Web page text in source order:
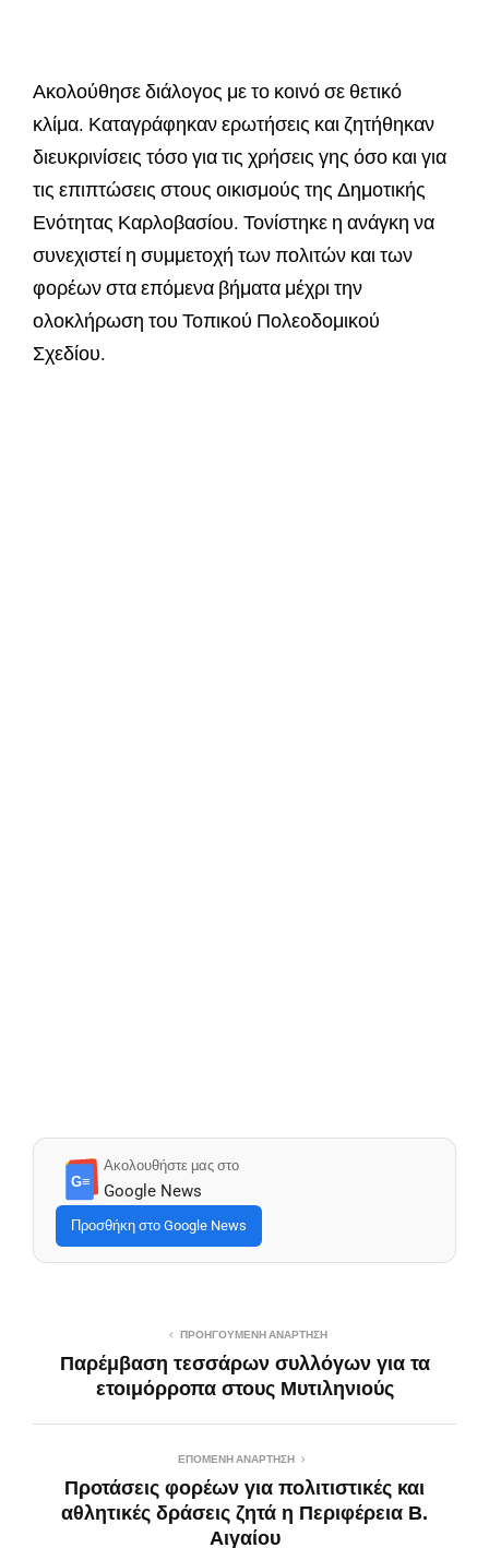
Ακολούθησε διάλογος με το κοινό σε θετικό
κλίμα. Καταγράφηκαν ερωτήσεις και ζητήθηκαν
διευκρινίσεις τόσο για τις χρήσεις γης όσο και για
τις επιπτώσεις στους οικισμούς της Δημοτικής
Ενότητας Καρλοβασίου. Τονίστηκε η ανάγκη να
συνεχιστεί η συμμετοχή των πολιτών και των
φορέων στα επόμενα βήματα μέχρι την
ολοκλήρωση του Τοπικού Πολεοδομικού
Σχεδίου.
G≡
Ακολουθήστε μας στο
Google News
Προσθήκη στο Google News
ΠΡΟΗΓΟΎΜΕΝΗ ΑΝΆΡΤΗΣΗ
Παρέμβαση τεσσάρων συλλόγων για τα
ετοιμόρροπα στους Μυτιληνιούς
ΕΠΌΜΕΝΗ ΑΝΆΡΤΗΣΗ
Προτάσεις φορέων για πολιτιστικές και
αθλητικές δράσεις ζητά η Περιφέρεια Β.
Αιγαίου